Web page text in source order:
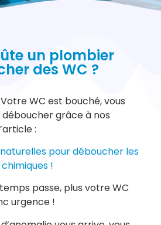
un plombier
des WC ?
WC est bouché, vous
déboucher grâce à nos
:
pour déboucher les
!
passe, plus votre WC
urgence !